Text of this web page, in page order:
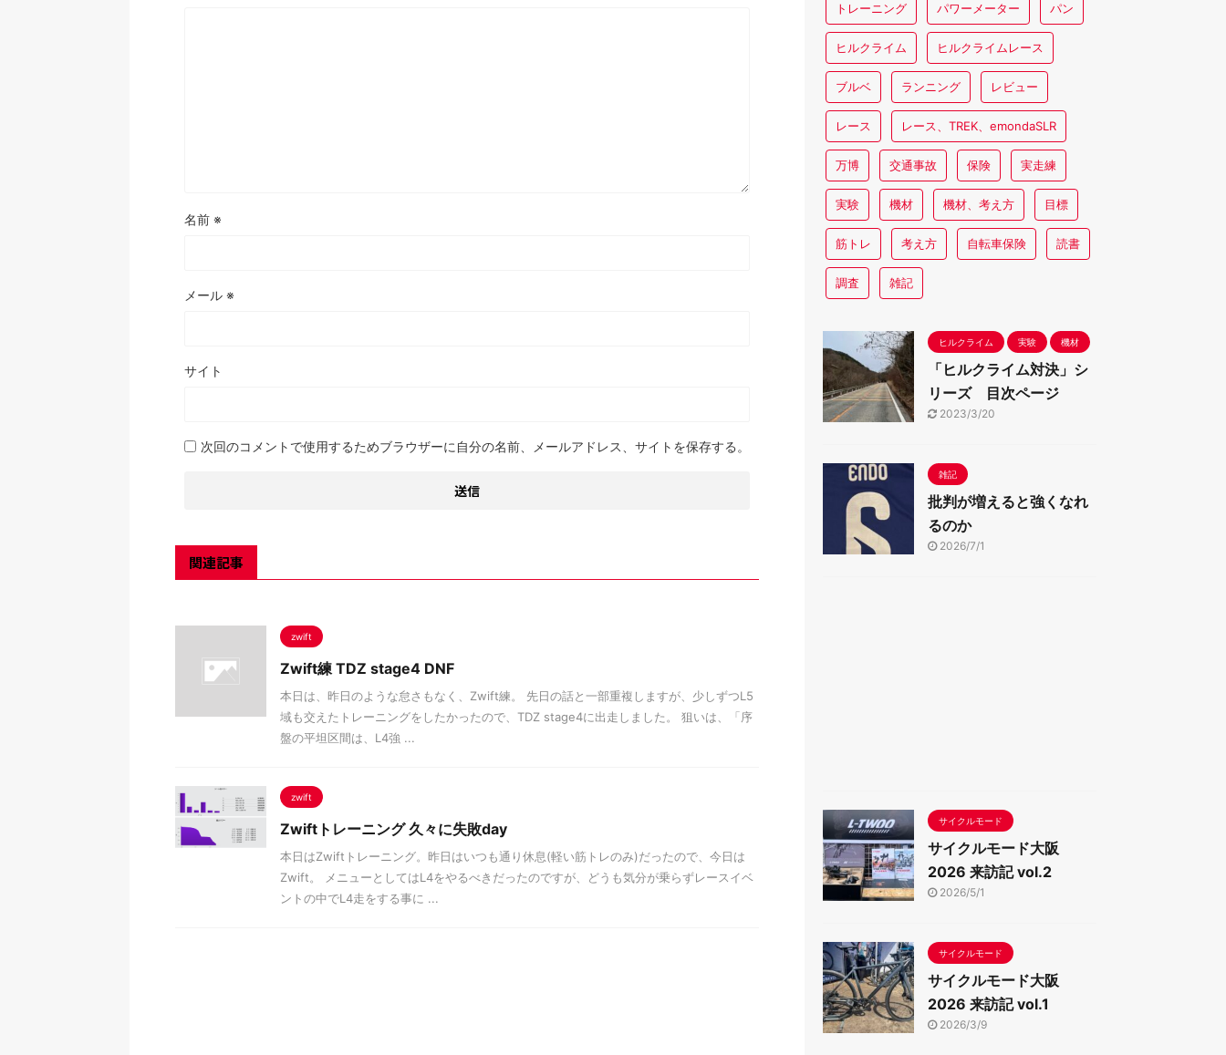
名前 ※
メール ※
サイト
次回のコメントで使用するためブラウザーに自分の名前、メールアドレス、サイトを保存する。
関連記事
zwift
Zwift練 TDZ stage4 DNF
本日は、昨日のような怠さもなく、Zwift練。 先日の話と一部重複しますが、少しずつL5
域も交えたトレーニングをしたかったので、TDZ stage4に出走しました。 狙いは、「序
盤の平坦区間は、L4強 ...
zwift
Zwiftトレーニング 久々に失敗day
本日はZwiftトレーニング。昨日はいつも通り休息(軽い筋トレのみ)だったので、今日は
Zwift。 メニューとしてはL4をやるべきだったのですが、どうも気分が乗らずレースイベ
ントの中でL4走をする事に ...
トレーニング パワーメーター パン
ヒルクライム ヒルクライムレース
ブルベ ランニング レビュー
レース レース、TREK、emondaSLR
万博 交通事故 保険 実走練
実験 機材 機材、考え方 目標
筋トレ 考え方 自転車保険 読書
調査 雑記
ヒルクライム 実験 機材
「ヒルクライム対決」シ
リーズ 目次ページ
2023/3/20
雑記
批判が増えると強くなれ
るのか
2026/7/1
サイクルモード
サイクルモード大阪
2026 来訪記 vol.2
2026/5/1
サイクルモード
サイクルモード大阪
2026 来訪記 vol.1
2026/3/9